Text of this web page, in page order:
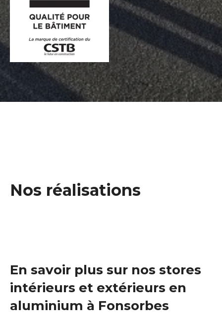
Nos réalisations
En savoir plus sur nos stores
intérieurs et extérieurs en
aluminium à Fonsorbes